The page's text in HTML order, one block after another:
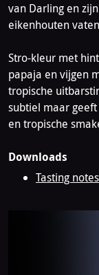
van Darling en
eikenhouten
Stro-kleur met
papaja en vijgen
tropische
subtiel maar
en tropische
Downloads
Tasting notes